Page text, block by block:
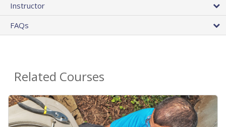
Instructor
FAQs
Related Courses